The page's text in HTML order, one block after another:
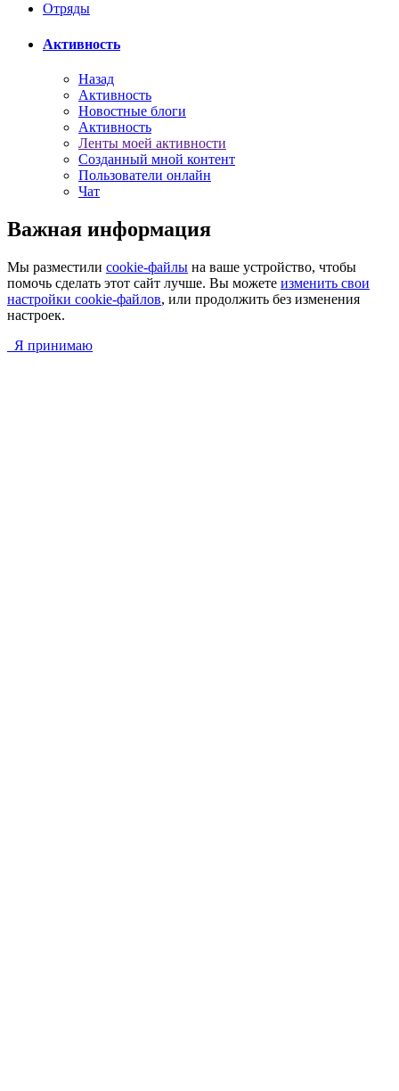
Отряды
Активность
Назад
Активность
Новостные блоги
Активность
Ленты моей активности
Созданный мной контент
Пользователи онлайн
Чат
Важная информация
Мы разместили cookie-файлы на ваше устройство, чтобы
помочь сделать этот сайт лучше. Вы можете изменить свои
настройки cookie-файлов, или продолжить без изменения
настроек.
Я принимаю